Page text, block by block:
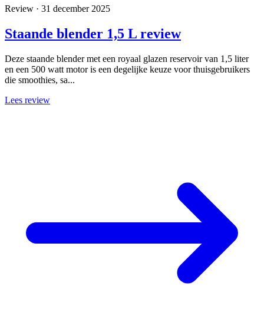
Review · 31 december 2025
Staande blender 1,5 L review
Deze staande blender met een royaal glazen reservoir van 1,5 liter
en een 500 watt motor is een degelijke keuze voor thuisgebruikers
die smoothies, sa...
Lees review